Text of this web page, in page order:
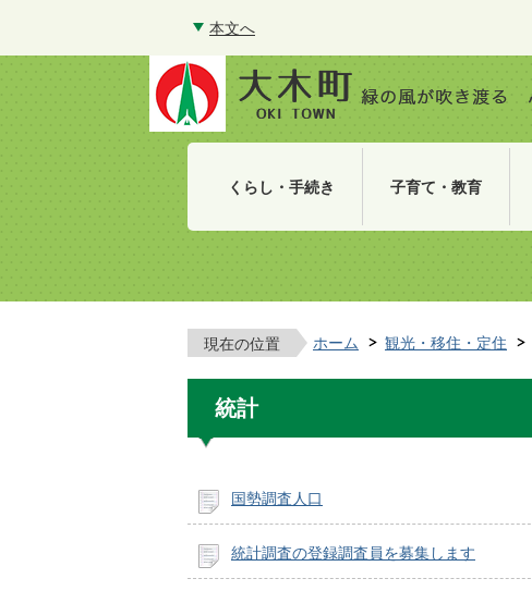
本文へ
くらし・手続き 子育て・教育
現在の位置 ホーム 観光・移住・定住
統計
国勢調査人口
統計調査の登録調査員を募集します